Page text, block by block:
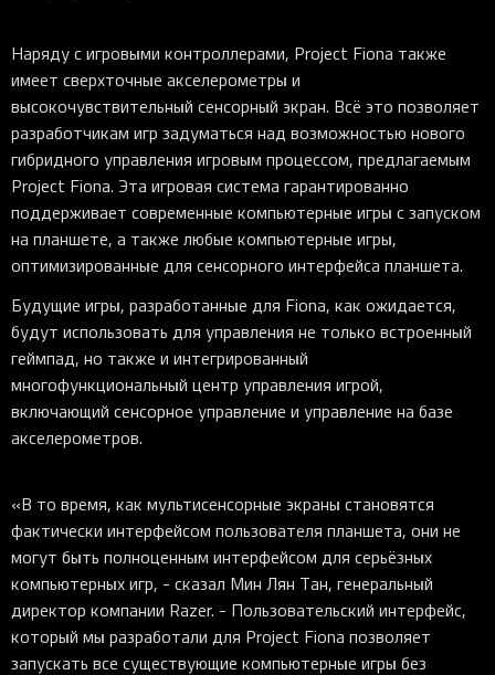
Наряду с игровыми контроллерами, Project Fiona также
имеет сверхточные акселерометры и
высокочувствительный сенсорный экран. Всё это позволяет
разработчикам игр задуматься над возможностью нового
гибридного управления игровым процессом, предлагаемым
Project Fiona. Эта игровая система гарантированно
поддерживает современные компьютерные игры с запуском
на планшете, а также любые компьютерные игры,
оптимизированные для сенсорного интерфейса планшета.
Будущие игры, разработанные для Fiona, как ожидается,
будут использовать для управления не только встроенный
геймпад, но также и интегрированный
многофункциональный центр управления игрой,
включающий сенсорное управление и управление на базе
акселерометров.
«В то время, как мультисенсорные экраны становятся
фактически интерфейсом пользователя планшета, они не
могут быть полноценным интерфейсом для серьёзных
компьютерных игр, - сказал Мин Лян Тан, генеральный
директор компании Razer. - Пользовательский интерфейс,
который мы разработали для Project Fiona позволяет
запускать все существующие компьютерные игры без